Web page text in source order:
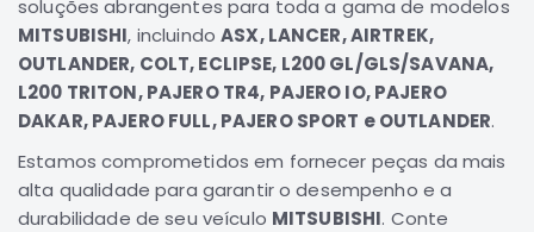
Suspensão
Freio
Correias
Transmissão
Elétrica
soluções abrangentes para toda a gama de modelos
MITSUBISHI, incluindoASX, LANCER, AIRTREK,
OUTLANDER, COLT, ECLIPSE, L200 GL/GLS/SAVANA,
L200 TRITON, PAJERO TR4, PAJERO IO, PAJERO
DAKAR, PAJERO FULL, PAJERO SPORT e OUTLANDER.
Estamos comprometidos em fornecer peças da mais
alta qualidade para garantir o desempenho e a
durabilidade de seu veículo MITSUBISHI. Conte